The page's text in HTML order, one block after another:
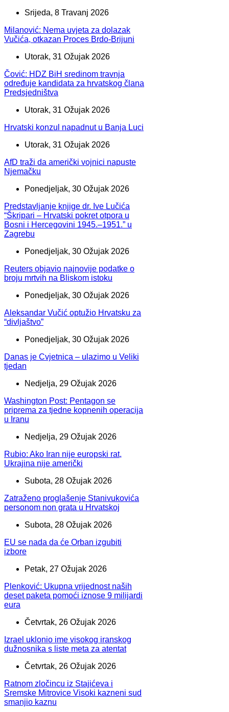
Srijeda, 8 Travanj 2026
Milanović: Nema uvjeta za dolazak
Vučića, otkazan Proces Brdo-Brijuni
Utorak, 31 Ožujak 2026
Čović: HDZ BiH sredinom travnja
određuje kandidata za hrvatskog člana
Predsjedništva
Utorak, 31 Ožujak 2026
Hrvatski konzul napadnut u Banja Luci
Utorak, 31 Ožujak 2026
AfD traži da američki vojnici napuste
Njemačku
Ponedjeljak, 30 Ožujak 2026
Predstavljanje knjige dr. Ive Lučića
“Škripari – Hrvatski pokret otpora u
Bosni i Hercegovini 1945.–1951.” u
Zagrebu
Ponedjeljak, 30 Ožujak 2026
Reuters objavio najnovije podatke o
broju mrtvih na Bliskom istoku
Ponedjeljak, 30 Ožujak 2026
Aleksandar Vučić optužio Hrvatsku za
“divljaštvo”
Ponedjeljak, 30 Ožujak 2026
Danas je Cvjetnica – ulazimo u Veliki
tjedan
Nedjelja, 29 Ožujak 2026
Washington Post: Pentagon se
priprema za tjedne kopnenih operacija
u Iranu
Nedjelja, 29 Ožujak 2026
Rubio: Ako Iran nije europski rat,
Ukrajina nije američki
Subota, 28 Ožujak 2026
Zatraženo proglašenje Stanivukovića
personom non grata u Hrvatskoj
Subota, 28 Ožujak 2026
EU se nada da će Orban izgubiti
izbore
Petak, 27 Ožujak 2026
Plenković: Ukupna vrijednost naših
deset paketa pomoći iznose 9 milijardi
eura
Četvrtak, 26 Ožujak 2026
Izrael uklonio ime visokog iranskog
dužnosnika s liste meta za atentat
Četvrtak, 26 Ožujak 2026
Ratnom zločincu iz Stajićeva i
Sremske Mitrovice Visoki kazneni sud
smanjio kaznu